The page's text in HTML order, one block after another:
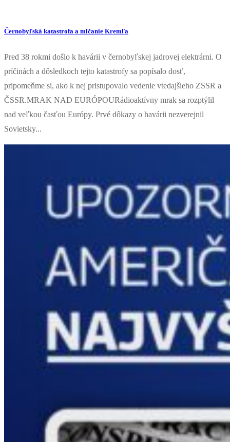
Černobyľská katastrofa a mlčanie Kremľa
Pred 38 rokmi došlo k havárii v černobyľskej jadrovej elektrárni. O
príčinách a dôsledkoch tejto katastrofy sa popísalo dosť,
pripomeňme si, ako k nej pristupovalo vedenie vtedajšieho ZSSR a
ČSSR.MRAK NAD EURÓPOURádioaktívny mrak sa rozptýlil
nad veľkou časťou Európy. Prvé dôkazy o havárii nezverejnil
Sovietsky...